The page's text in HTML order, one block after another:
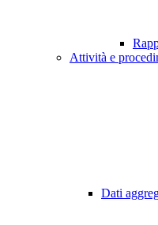
Attività e
Dati